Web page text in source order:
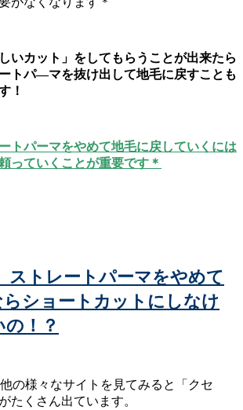
いカット」をしてもらうことが出来たら
トパ―マを抜け出して地毛に戻すことも
！
トパーマをやめて地毛に戻していくには
っていくことが重要です＊
ストレートパーマをやめて
ショートカットにしなけ
！？
の様々なサイトを見てみると「クセ
たくさん出ています。